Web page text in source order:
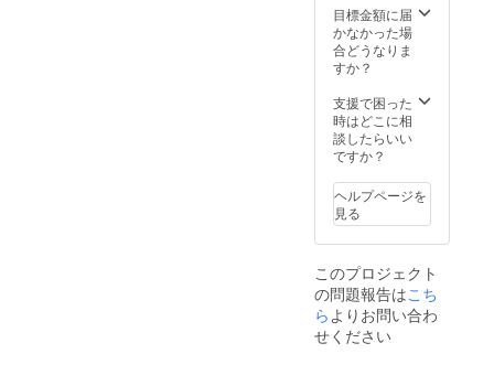
チーズ
生産過
程に発
イ(乳
清)〉を
餌にし
て飼育
いる豚
の事を
言いま
す。 こ
エイ(乳
清)〉の
お陰で
豚の臭
さがな
目標金額に届
かなかった場
合どうなりま
すか？
支援で困った
時はどこに相
談したらいい
ですか？
ヘルプページを
見る
このプロジェクト
の問題報告はこち
らよりお問い合わ
せください